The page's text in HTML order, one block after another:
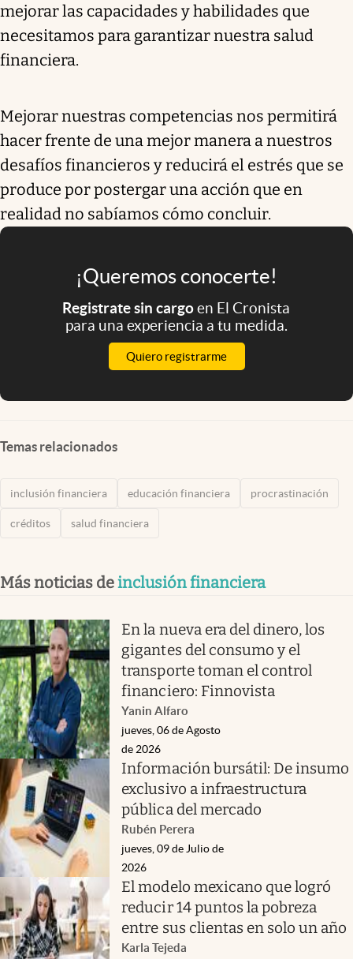
mejorar las capacidades y habilidades que
necesitamos para garantizar nuestra salud
financiera.
Mejorar nuestras competencias nos permitirá
hacer frente de una mejor manera a nuestros
desafíos financieros y reducirá el estrés que se
produce por postergar una acción que en
realidad no sabíamos cómo concluir.
¡Queremos conocerte!
Registrate sin cargoen El Cronista
para una experiencia a tu medida.
Quiero registrarme
Temas relacionados
inclusión financiera educación financiera procrastinación
créditos salud financiera
Más noticias deinclusión financiera
En la nueva era del dinero, los
gigantes del consumo y el
transporte toman el control
financiero: Finnovista
Yanin Alfaro
jueves, 06 de Agosto
de 2026
Información bursátil: De insumo
exclusivo a infraestructura
pública del mercado
Rubén Perera
jueves, 09 de Julio de
2026
El modelo mexicano que logró
reducir 14 puntos la pobreza
entre sus clientas en solo un año
Karla Tejeda